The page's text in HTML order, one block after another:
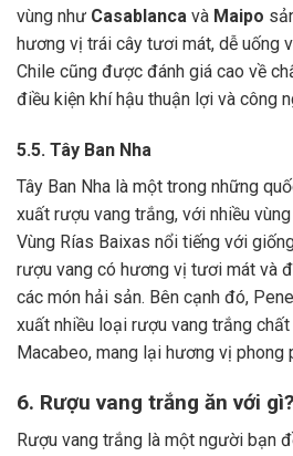
vùng như Casablanca và Maipo
hương vị trái cây tươi mát, dễ uống
Chile cũng được đánh giá cao về
điều kiện khí hậu thuận lợi và công
5.5. Tây Ban Nha
Tây Ban Nha là một trong những
xuất rượu vang trắng, với nhiều
Vùng Rías Baixas nổi tiếng với
rượu vang có hương vị tươi mát và
các món hải sản. Bên cạnh đó,
xuất nhiều loại rượu vang trắng
Macabeo, mang lại hương vị phong
6. Rượu vang trắng ăn với gì?
Rượu vang trắng là một người bạn